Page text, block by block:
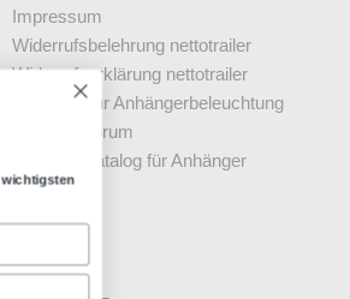
Impressum
Widerrufsbelehrung nettotrailer
Widerrufserklärung nettotrailer
Ratgeber für Anhängerbeleuchtung
Anhängerforum
Bussgeldkatalog für Anhänger
Angebote
Anmeldung
FAQ
Melden Sie sich für unseren Newsletter an und